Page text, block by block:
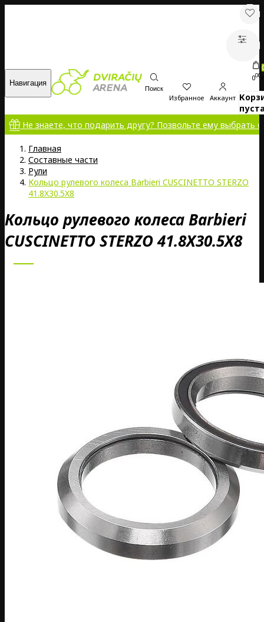
Навигация
Поиск
Избранное Аккаунт
0
000
знаете, что подарить другу? Позвольте ему выбрать самому!
Главная
Составные части
Pули
Кольцо рулевого колеса Barbieri CUSCINETTO STERZO
41.8X30.5X8
Кольцо рулевого колеса Barbieri
CUSCINETTO STERZO 41.8X30.5X8